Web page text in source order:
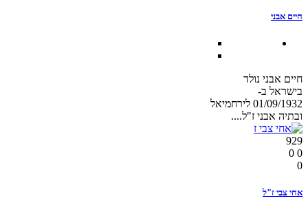
חיים אבני
חיים אבני נולד
בישראל ב-
01/09/1932 לירחמיאל
ובתיה אבני ז"ל....
929
0
0
0
אחי צבי ז"ל